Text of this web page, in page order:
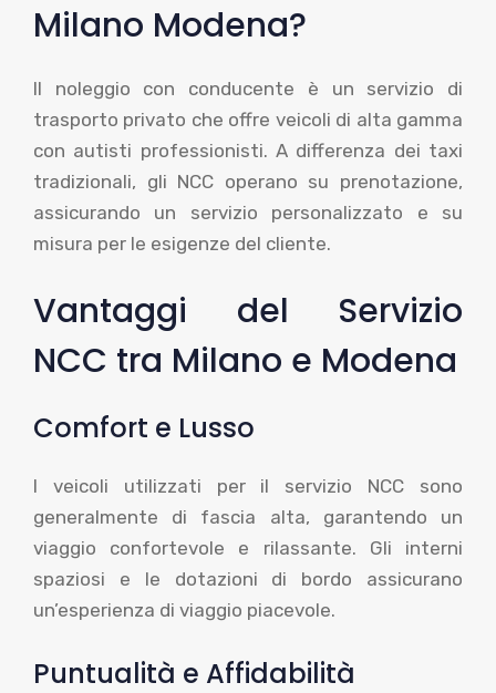
Milano Modena?
Il noleggio con conducente è un servizio di
trasporto privato che offre veicoli di alta gamma
con autisti professionisti. A differenza dei taxi
tradizionali, gli NCC operano su prenotazione,
assicurando un servizio personalizzato e su
misura per le esigenze del cliente.
Vantaggi del Servizio
NCC tra Milano e Modena
Comfort e Lusso
I veicoli utilizzati per il servizio NCC sono
generalmente di fascia alta, garantendo un
viaggio confortevole e rilassante. Gli interni
spaziosi e le dotazioni di bordo assicurano
un’esperienza di viaggio piacevole.
Puntualità e Affidabilità